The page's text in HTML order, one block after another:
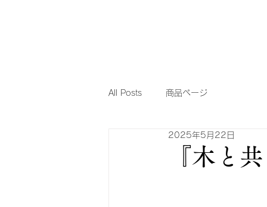
All Posts 商品ページ
『木と
2025年5月22日